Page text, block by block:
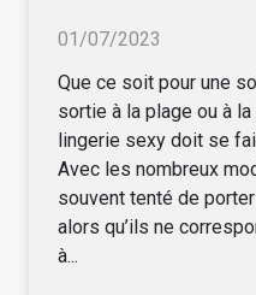
01/07/2023
Que ce soit pour une
sortie à la plage ou à
lingerie sexy doit se
Avec les nombreux
souvent tenté de
alors qu’ils ne
à...